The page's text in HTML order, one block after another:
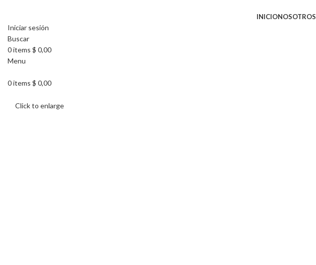
INICIONOSOTROS
Iniciar sesión
Buscar
0items $ 0,00
Menu
0items $ 0,00
Click to enlarge